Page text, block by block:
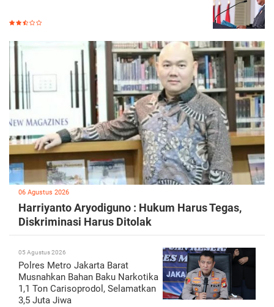
06 Agustus 2026
Harriyanto Aryodiguno : Hukum Harus Tegas,
Diskriminasi Harus Ditolak
05 Agustus 2026
Polres Metro Jakarta Barat
Musnahkan Bahan Baku Narkotika
1,1 Ton Carisoprodol, Selamatkan
3,5 Juta Jiwa